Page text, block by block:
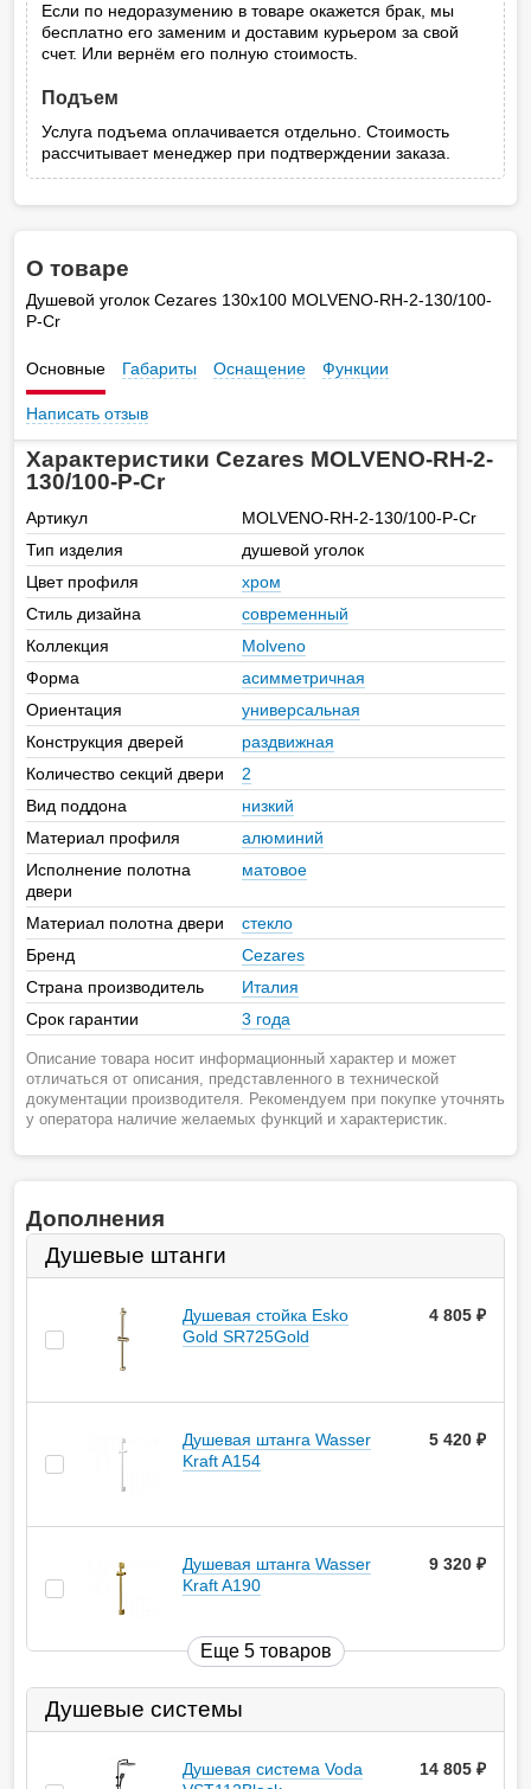
Если по недоразумению в товаре окажется брак, мы
бесплатно его заменим и доставим курьером за свой
счет. Или вернём его полную стоимость.
Подъем
Услуга подъема оплачивается отдельно. Стоимость
рассчитывает менеджер при подтверждении заказа.
О товаре
Душевой уголок Cezares 130х100 MOLVENO-RH-2-130/100-
P-Cr
Основные Габариты Оснащение Функции
Написать отзыв
Характеристики Cezares MOLVENO-RH-2-
130/100-P-Cr
Артикул
MOLVENO-RH-2-130/100-P-Cr
Тип изделия
душевой уголок
Цвет профиля
хром
Стиль дизайна
современный
Коллекция
Molveno
Форма
асимметричная
Ориентация
универсальная
Конструкция дверей
раздвижная
Количество секций двери
2
Вид поддона
низкий
Материал профиля
алюминий
Исполнение полотна
двери
матовое
Материал полотна двери
стекло
Бренд
Cezares
Страна производитель
Италия
Срок гарантии
3 года
Описание товара носит информационный характер и может
отличаться от описания, представленного в технической
документации производителя. Рекомендуем при покупке уточнять
у оператора наличие желаемых функций и характеристик.
Дополнения
Душевые штанги
Душевая cтойка Esko
Gold SR725Gold
4 805
Душевая штанга Wasser
Kraft A154
5 420
Душевая штанга Wasser
Kraft A190
9 320
Еще 5 товаров
Душевые системы
Душевая система Voda
14 805